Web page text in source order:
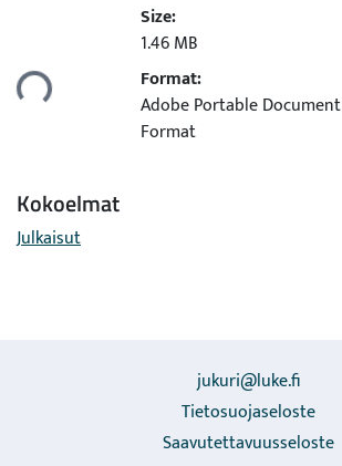
Ladataan...
Size:
1.46 MB
Format:
Adobe Portable Document
Format
Kokoelmat
Julkaisut
jukuri@luke.fi
Tietosuojaseloste
Saavutettavuusseloste